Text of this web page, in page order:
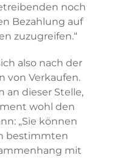
noch
Bezahlung auf
zuzugreifen.“
also nach der
von Verkaufen.
an dieser Stelle,
wohl den
„Sie können
bestimmten
mit